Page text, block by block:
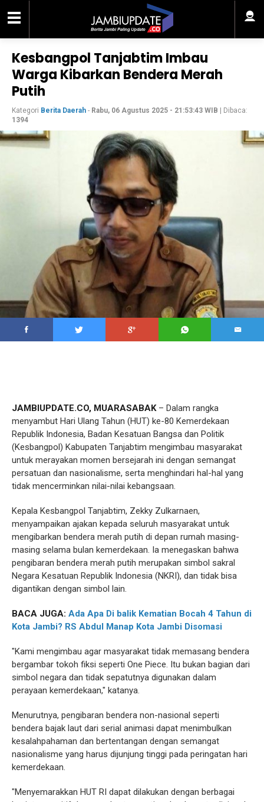
Kesbangpol Tanjabtim Imbau
Warga Kibarkan Bendera Merah
Putih
Kategori Berita Daerah - Rabu, 06 Agustus 2025 - 21:53:43 WIB | Dibaca:
1394
JAMBIUPDATE.CO, MUARASABAK– Dalam rangka
menyambut Hari Ulang Tahun (HUT) ke-80 Kemerdekaan
Republik Indonesia, Badan Kesatuan Bangsa dan Politik
(Kesbangpol) Kabupaten Tanjabtim mengimbau masyarakat
untuk merayakan momen bersejarah ini dengan semangat
persatuan dan nasionalisme, serta menghindari hal-hal yang
tidak mencerminkan nilai-nilai kebangsaan.
Kepala Kesbangpol Tanjabtim, Zekky Zulkarnaen,
menyampaikan ajakan kepada seluruh masyarakat untuk
mengibarkan bendera merah putih di depan rumah masing-
masing selama bulan kemerdekaan. Ia menegaskan bahwa
pengibaran bendera merah putih merupakan simbol sakral
Negara Kesatuan Republik Indonesia (NKRI), dan tidak bisa
digantikan dengan simbol lain.
BACA JUGA: Ada Apa Di balik Kematian Bocah 4 Tahun di
Kota Jambi? RS Abdul Manap Kota Jambi Disomasi
"Kami mengimbau agar masyarakat tidak memasang bendera
bergambar tokoh fiksi seperti One Piece. Itu bukan bagian dari
simbol negara dan tidak sepatutnya digunakan dalam
perayaan kemerdekaan," katanya.
Menurutnya, pengibaran bendera non-nasional seperti
bendera bajak laut dari serial animasi dapat menimbulkan
kesalahpahaman dan bertentangan dengan semangat
nasionalisme yang harus dijunjung tinggi pada peringatan hari
kemerdekaan.
"Menyemarakkan HUT RI dapat dilakukan dengan berbagai